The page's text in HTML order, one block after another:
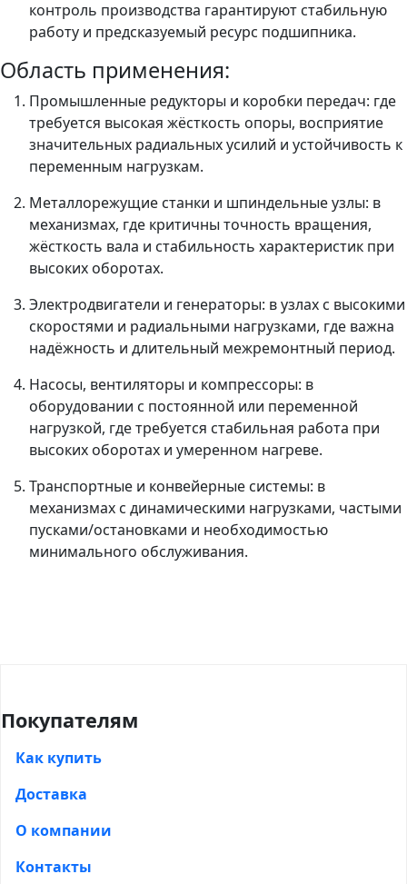
контроль производства гарантируют стабильную
работу и предсказуемый ресурс подшипника.
Область применения:
Промышленные редукторы и коробки передач: где
требуется высокая жёсткость опоры, восприятие
значительных радиальных усилий и устойчивость к
переменным нагрузкам.
Металлорежущие станки и шпиндельные узлы: в
механизмах, где критичны точность вращения,
жёсткость вала и стабильность характеристик при
высоких оборотах.
Электродвигатели и генераторы: в узлах с высокими
скоростями и радиальными нагрузками, где важна
надёжность и длительный межремонтный период.
Насосы, вентиляторы и компрессоры: в
оборудовании с постоянной или переменной
нагрузкой, где требуется стабильная работа при
высоких оборотах и умеренном нагреве.
Транспортные и конвейерные системы: в
механизмах с динамическими нагрузками, частыми
пусками/остановками и необходимостью
минимального обслуживания.
Покупателям
Как купить
Доставка
О компании
Контакты